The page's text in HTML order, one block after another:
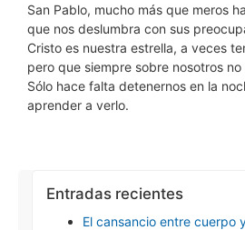
San Pablo, mucho más que meros
que nos deslumbra con sus
Cristo es nuestra estrella, a veces
pero que siempre sobre nosotros
Sólo hace falta detenernos en la
aprender a verlo.
Entradas recientes
El cansancio entre cuerpo